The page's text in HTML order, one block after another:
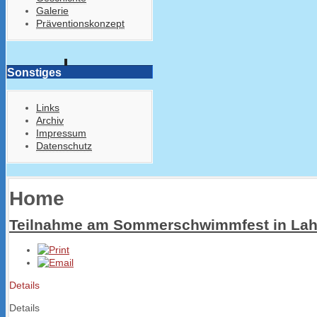
Galerie
Präventionskonzept
Sonstiges
Links
Archiv
Impressum
Datenschutz
Home
Teilnahme am Sommerschwimmfest in
Details
Details